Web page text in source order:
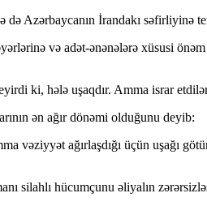
Azərbaycanın İrandakı səfirliyinə
və adət-ənənələrə xüsusi
ki, hələ uşaqdır. Amma israr
ən ağır dönəmi olduğunu deyib:
ağırlaşdığı üçün uşağı
silahlı hücumçunu əliyalın